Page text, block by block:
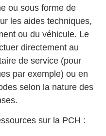
ou sous forme de
les aides techniques,
ou du véhicule. Le
directement au
de service (pour
par exemple) ou en
selon la nature des
sur la PCH :